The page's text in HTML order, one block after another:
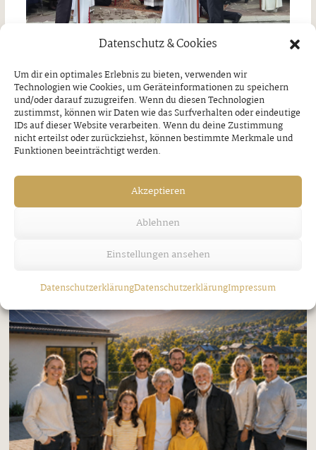
Datenschutz & Cookies
Um dir ein optimales Erlebnis zu bieten, verwenden wir
Technologien wie Cookies, um Geräteinformationen zu speichern
und/oder darauf zuzugreifen. Wenn du diesen Technologien
zustimmst, können wir Daten wie das Surfverhalten oder eindeutige
IDs auf dieser Website verarbeiten. Wenn du deine Zustimmung
nicht erteilst oder zurückziehst, können bestimmte Merkmale und
Funktionen beeinträchtigt werden.
Akzeptieren
Ablehnen
Einstellungen ansehen
DatenschutzerklärungDatenschutzerklärungImpressum
Jakobi-Patrozinium in Strass
Freitag, 7. August 2026